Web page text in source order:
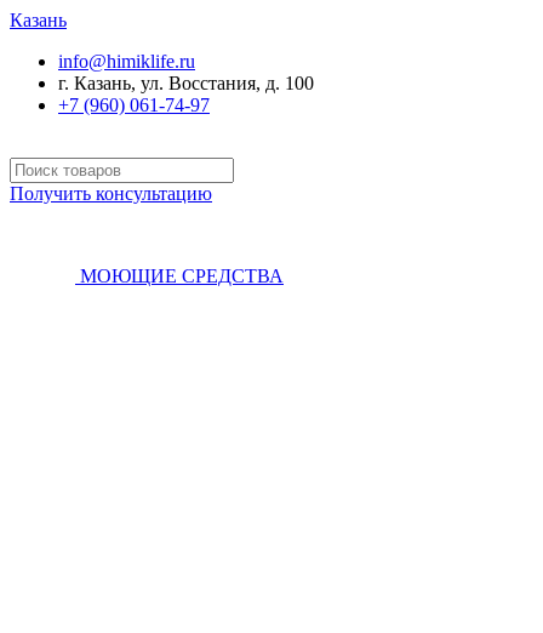
Казань
info@himiklife.ru
г. Казань, ул. Восстания, д. 100
+7 (960) 061-74-97
Получить консультацию
МОЮЩИЕ СРЕДСТВА